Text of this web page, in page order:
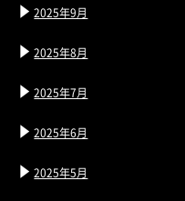
2025年9月
2025年8月
2025年7月
2025年6月
2025年5月